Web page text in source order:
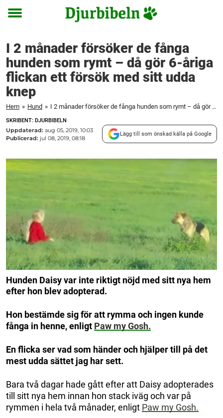
Toggle
I 2 månader försöker de fånga
hunden som rymt – då gör 6-åriga
flickan ett försök med sitt udda
knep
Hem » Hund » I 2 månader försöker de fånga hunden som rymt – då gör 6-åriga flickan ett försök med sitt udda knep
SKRIBENT: DJURBIBELN
Uppdaterad: aug 05, 2019, 10:03
Publicerad: jul 08, 2019, 08:18
Lägg till som önskad källa på Google
Hunden Daisy var inte riktigt nöjd med sitt nya hem
efter hon blev adopterad.
Hon bestämde sig för att rymma och ingen kunde
fånga in henne, enligt Paw my Gosh.
En flicka ser vad som händer och hjälper till på det
mest udda sättet jag har sett.
Bara två dagar hade gått efter att Daisy adopterades
till sitt nya hem innan hon stack iväg och var på
rymmen i hela två månader, enligt Paw my Gosh.